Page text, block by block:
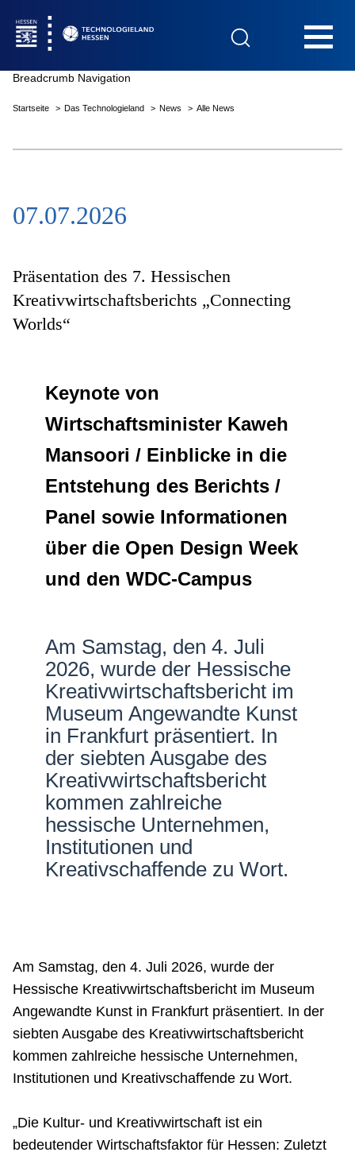
Das Technologieland
Innovationsfelder
Beratung & Förderung
Breadcrumb Navigation
Startseite Das Technologieland News Alle News
07.07.2026
Präsentation des 7. Hessischen
Kreativwirtschaftsberichts „Connecting
Worlds“
Keynote von
Wirtschaftsminister Kaweh
Mansoori / Einblicke in die
Entstehung des Berichts /
Panel sowie Informationen
über die Open Design Week
und den WDC-Campus
Am Samstag, den 4. Juli
2026, wurde der Hessische
Kreativwirtschaftsbericht im
Museum Angewandte Kunst
in Frankfurt präsentiert. In
der siebten Ausgabe des
Kreativwirtschaftsbericht
kommen zahlreiche
hessische Unternehmen,
Institutionen und
Kreativschaffende zu Wort.
Am Samstag, den 4. Juli 2026, wurde der
Hessische Kreativwirtschaftsbericht im Museum
Angewandte Kunst in Frankfurt präsentiert. In der
siebten Ausgabe des Kreativwirtschaftsbericht
kommen zahlreiche hessische Unternehmen,
Institutionen und Kreativschaffende zu Wort.
„Die Kultur- und Kreativwirtschaft ist ein
bedeutender Wirtschaftsfaktor für Hessen: Zuletzt